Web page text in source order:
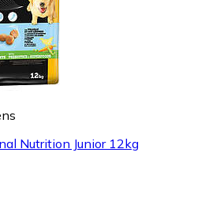
Nutrition Junior 12kg